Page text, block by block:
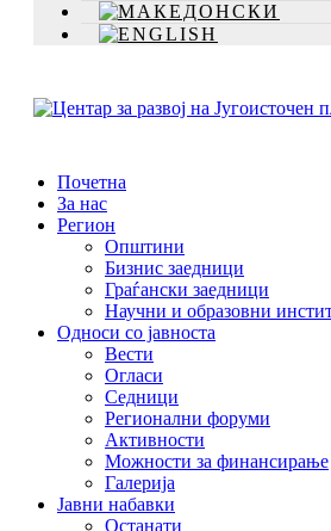
Почетна
За нас
Регион
Општини
Бизнис заедници
Граѓански заедници
Научни и образовни
Односи со јавноста
Вести
Огласи
Седници
Регионални форуми
Активности
Можности за финансирање
Галерија
Јавни набавки
Останати